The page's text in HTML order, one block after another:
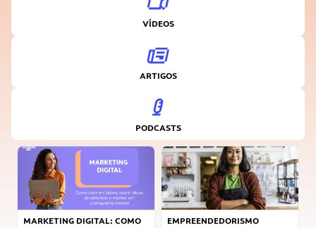
VÍDEOS
ARTIGOS
PODCASTS
MARKETING DIGITAL: COMO
EMPREENDEDORISMO